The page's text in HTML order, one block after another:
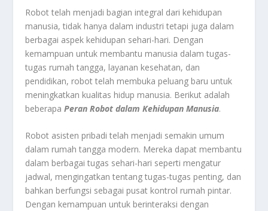
Robot telah menjadi bagian integral dari kehidupan
manusia, tidak hanya dalam industri tetapi juga dalam
berbagai aspek kehidupan sehari-hari. Dengan
kemampuan untuk membantu manusia dalam tugas-
tugas rumah tangga, layanan kesehatan, dan
pendidikan, robot telah membuka peluang baru untuk
meningkatkan kualitas hidup manusia. Berikut adalah
beberapaPeran Robot dalam Kehidupan Manusia.
Robot asisten pribadi telah menjadi semakin umum
dalam rumah tangga modern. Mereka dapat membantu
dalam berbagai tugas sehari-hari seperti mengatur
jadwal, mengingatkan tentang tugas-tugas penting, dan
bahkan berfungsi sebagai pusat kontrol rumah pintar.
Dengan kemampuan untuk berinteraksi dengan